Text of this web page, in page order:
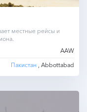
местные рейсы и
AAW
Пакистан , Abbottabad